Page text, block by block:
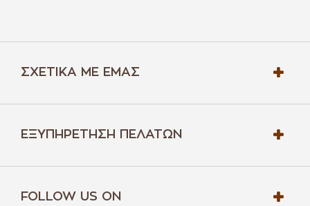
ΣΧΕΤΙΚΆ ΜΕ ΕΜΆΣ
ΕΞΥΠΗΡΈΤΗΣΗ ΠΕΛΑΤΏΝ
FOLLOW US ON